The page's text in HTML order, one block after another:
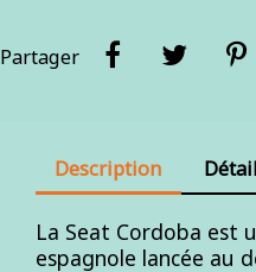
Partager
Description
La Seat Cordoba est
espagnole lancée au